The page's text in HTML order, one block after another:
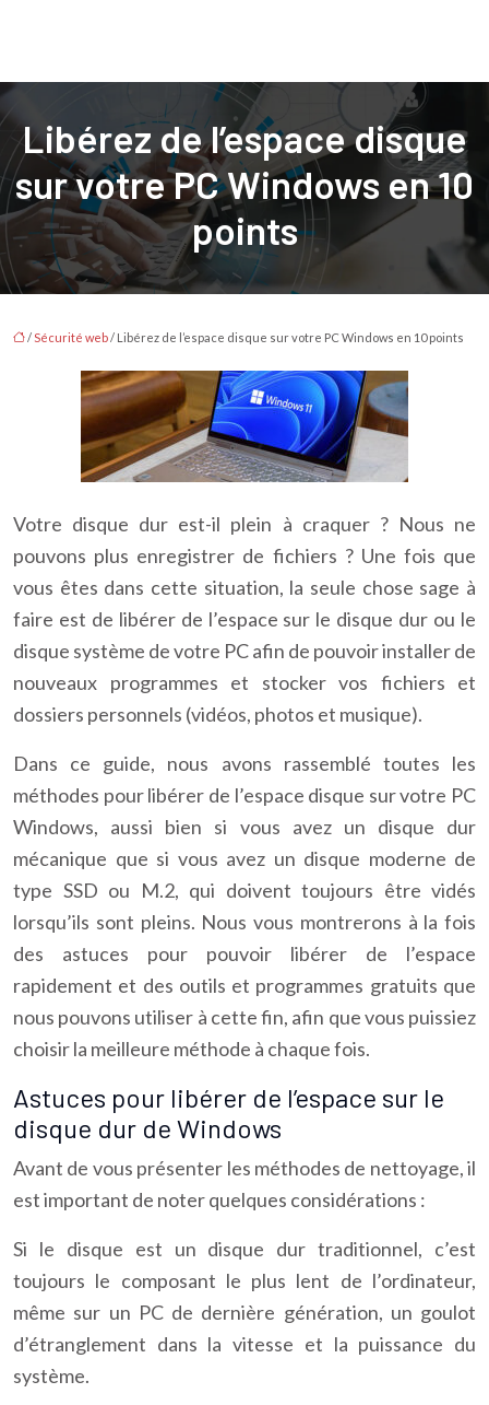
Libérez de l’espace disque
sur votre PC Windows en 10
points
/Sécurité web/ Libérez de l’espace disque sur votre PC Windows en 10 points
Votre disque dur est-il plein à craquer ? Nous ne
pouvons plus enregistrer de fichiers ? Une fois que
vous êtes dans cette situation, la seule chose sage à
faire est de libérer de l’espace sur le disque dur ou le
disque système de votre PC afin de pouvoir installer de
nouveaux programmes et stocker vos fichiers et
dossiers personnels (vidéos, photos et musique).
Dans ce guide, nous avons rassemblé toutes les
méthodes pour libérer de l’espace disque sur votre PC
Windows, aussi bien si vous avez un disque dur
mécanique que si vous avez un disque moderne de
type SSD ou M.2, qui doivent toujours être vidés
lorsqu’ils sont pleins. Nous vous montrerons à la fois
des astuces pour pouvoir libérer de l’espace
rapidement et des outils et programmes gratuits que
nous pouvons utiliser à cette fin, afin que vous puissiez
choisir la meilleure méthode à chaque fois.
Astuces pour libérer de l’espace sur le
disque dur de Windows
Avant de vous présenter les méthodes de nettoyage, il
est important de noter quelques considérations :
Si le disque est un disque dur traditionnel, c’est
toujours le composant le plus lent de l’ordinateur,
même sur un PC de dernière génération, un goulot
d’étranglement dans la vitesse et la puissance du
système.